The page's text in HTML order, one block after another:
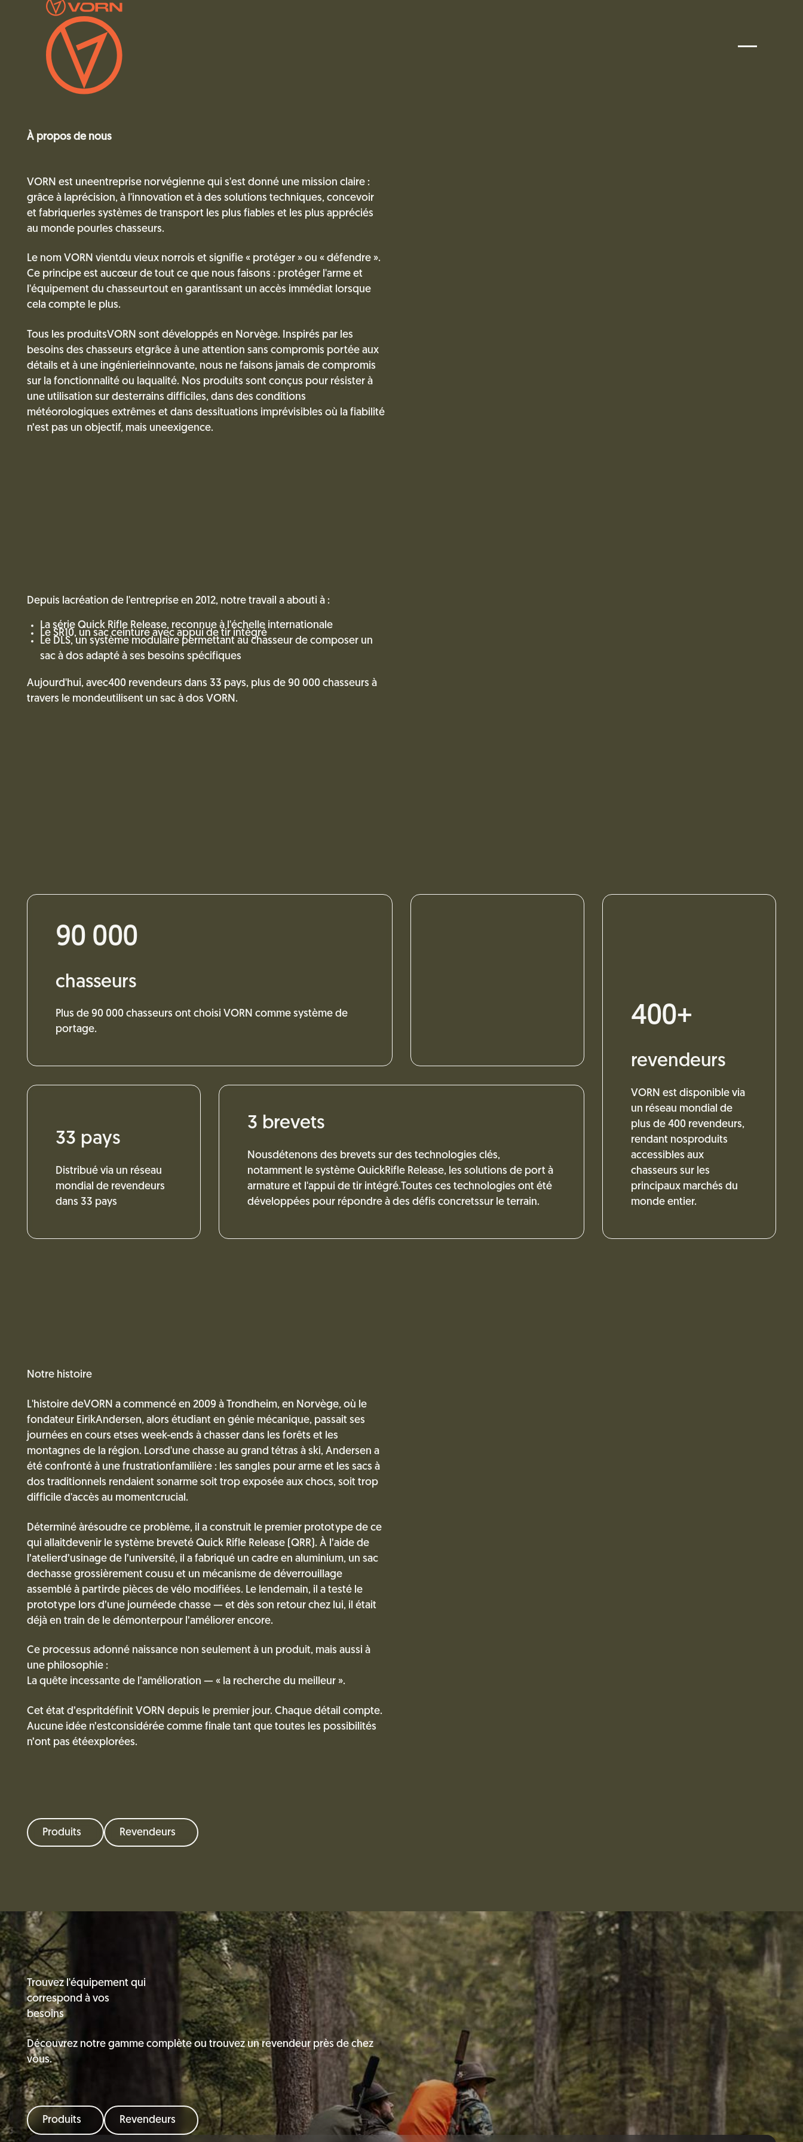
À propos de nous
VORN est uneentreprise norvégienne qui s'est donné une mission claire :
grâce à laprécision, à l'innovation et à des solutions techniques, concevoir
et fabriquerles systèmes de transport les plus fiables et les plus appréciés
au monde pourles chasseurs.
Le nom VORN vientdu vieux norrois et signifie « protéger » ou « défendre ».
Ce principe est aucœur de tout ce que nous faisons : protéger l'arme et
l'équipement du chasseurtout en garantissant un accès immédiat lorsque
cela compte le plus.
Tous les produitsVORN sont développés en Norvège. Inspirés par les
besoins des chasseurs etgrâce à une attention sans compromis portée aux
détails et à une ingénierieinnovante, nous ne faisons jamais de compromis
sur la fonctionnalité ou laqualité. Nos produits sont conçus pour résister à
une utilisation sur desterrains difficiles, dans des conditions
météorologiques extrêmes et dans dessituations imprévisibles où la fiabilité
n’est pas un objectif, mais uneexigence.
Depuis lacréation de l'entreprise en 2012, notre travail a abouti à :
La série Quick Rifle Release, reconnue à l'échelle internationale
Le SR10, un sac ceinture avec appui de tir intégré
Le DLS, un système modulaire permettant au chasseur de composer un
sac à dos adapté à ses besoins spécifiques
Aujourd'hui, avec400 revendeurs dans 33 pays, plus de 90 000 chasseurs à
travers le mondeutilisent un sac à dos VORN.
90 000
chasseurs
Plus de 90 000 chasseurs ont choisi VORN comme système de
portage.
400+
revendeurs
VORN est disponible via
un réseau mondial de
plus de 400 revendeurs,
rendant nosproduits
accessibles aux
chasseurs sur les
principaux marchés du
monde entier.
33 pays
Distribué via un réseau
mondial de revendeurs
dans 33 pays
3 brevets
Nousdétenons des brevets sur des technologies clés,
notamment le système QuickRifle Release, les solutions de port à
armature et l'appui de tir intégré.Toutes ces technologies ont été
développées pour répondre à des défis concretssur le terrain.
Notre histoire
L'histoire deVORN a commencé en 2009 à Trondheim, en Norvège, où le
fondateur EirikAndersen, alors étudiant en génie mécanique, passait ses
journées en cours etses week-ends à chasser dans les forêts et les
montagnes de la région. Lorsd'une chasse au grand tétras à ski, Andersen a
été confronté à une frustrationfamilière : les sangles pour arme et les sacs à
dos traditionnels rendaient sonarme soit trop exposée aux chocs, soit trop
difficile d'accès au momentcrucial.
Déterminé àrésoudre ce problème, il a construit le premier prototype de ce
qui allaitdevenir le système breveté Quick Rifle Release (QRR). À l’aide de
l’atelierd’usinage de l’université, il a fabriqué un cadre en aluminium, un sac
dechasse grossièrement cousu et un mécanisme de déverrouillage
assemblé à partirde pièces de vélo modifiées. Le lendemain, il a testé le
prototype lors d’une journéede chasse — et dès son retour chez lui, il était
déjà en train de le démonterpour l’améliorer encore.
Ce processus adonné naissance non seulement à un produit, mais aussi à
une philosophie :
La quête incessante de l’amélioration — « la recherche du meilleur ».
Cet état d’espritdéfinit VORN depuis le premier jour. Chaque détail compte.
Aucune idée n’estconsidérée comme finale tant que toutes les possibilités
n’ont pas étéexplorées.
Produits Revendeurs
Trouvez l'équipement qui
correspond à vos
besoins
Découvrez notre gamme complète ou trouvez un revendeur près de chez
vous.
Produits Revendeurs